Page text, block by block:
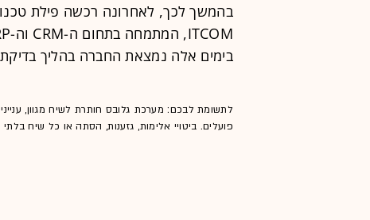
בהמשך לכך, לאחרונה רכשה פילת
בימים אלה נמצאת החברה בהליך
לתשומת לבכם: מערכת גלובס חותרת לשיח מגוון,
פועלים. ביטויי אלימות, גזענות, הסתה או כל שיח